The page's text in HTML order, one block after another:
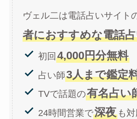
ヴェル二は電話占いサイト
者におすすめな電話
初回4,000円分無料
占い師3人まで鑑定
TVで話題の有名占い
24時間営業で深夜 も